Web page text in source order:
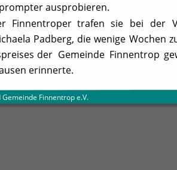
Gemeinde Finnentrop e.V
.
ausprobieren.
Finnentroper trafen sie bei der
Padberg, die wenige Wochen
der Gemeinde Finnentrop
erinnerte.